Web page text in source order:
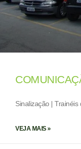
Sinalização |
VEJA MAIS »